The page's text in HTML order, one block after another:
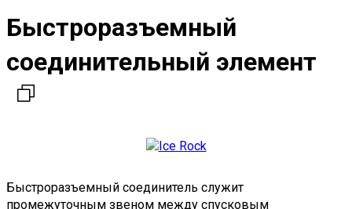
Быстроразъемный
соединительный элемент
Быстроразъемный соединитель служит
промежуточным звеном между спусковым